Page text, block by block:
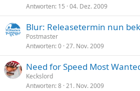
Antworten 15 04. Dez. 2009
Blur: Releasetermin nun
Postmaster
Antworten 0 27. Nov. 2009
Need for Speed Most
Keckslord
Antworten 8 21. Nov. 2009